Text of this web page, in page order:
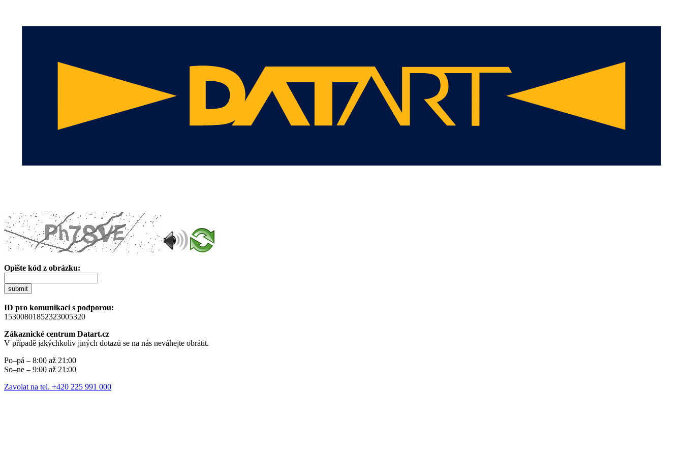
Opište kód z obrázku:
submit
ID pro komunikaci s podporou:
15300801852323005320
Zákaznické centrum Datart.cz
V případě jakýchkoliv jiných dotazů se na nás neváhejte obrátit.
Po–pá – 8:00 až 21:00
So–ne – 9:00 až 21:00
Zavolat na tel. +420 225 991 000